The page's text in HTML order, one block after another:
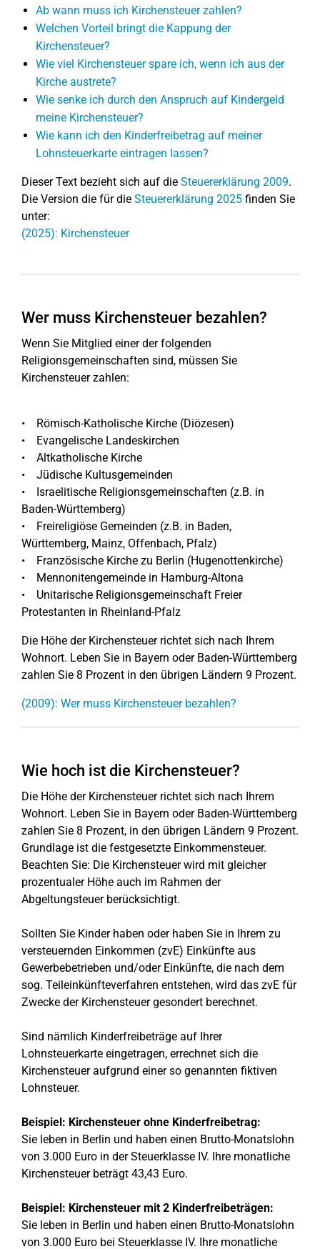
Ab wann muss ich Kirchensteuer zahlen?
Welchen Vorteil bringt die Kappung der
Kirchensteuer?
Wie viel Kirchensteuer spare ich, wenn ich aus der
Kirche austrete?
Wie senke ich durch den Anspruch auf Kindergeld
meine Kirchensteuer?
Wie kann ich den Kinderfreibetrag auf meiner
Lohnsteuerkarte eintragen lassen?
Dieser Text bezieht sich auf die Steuererklärung 2009.
Die Version die für die Steuererklärung 2025 finden Sie
unter:
(2025): Kirchensteuer
Wer muss Kirchensteuer bezahlen?
Wenn Sie Mitglied einer der folgenden
Religionsgemeinschaften sind, müssen Sie
Kirchensteuer zahlen:
• Römisch-Katholische Kirche (Diözesen)
• Evangelische Landeskirchen
• Altkatholische Kirche
• Jüdische Kultusgemeinden
• Israelitische Religionsgemeinschaften (z.B. in
Baden-Württemberg)
• Freireligiöse Gemeinden (z.B. in Baden,
Württemberg, Mainz, Offenbach, Pfalz)
• Französische Kirche zu Berlin (Hugenottenkirche)
• Mennonitengemeinde in Hamburg-Altona
• Unitarische Religionsgemeinschaft Freier
Protestanten in Rheinland-Pfalz
Die Höhe der Kirchensteuer richtet sich nach Ihrem
Wohnort. Leben Sie in Bayern oder Baden-Württemberg
zahlen Sie 8 Prozent in den übrigen Ländern 9 Prozent.
(2009): Wer muss Kirchensteuer bezahlen?
Wie hoch ist die Kirchensteuer?
Die Höhe der Kirchensteuer richtet sich nach Ihrem
Wohnort. Leben Sie in Bayern oder Baden-Württemberg
zahlen Sie 8 Prozent, in den übrigen Ländern 9 Prozent.
Grundlage ist die festgesetzte Einkommensteuer.
Beachten Sie: Die Kirchensteuer wird mit gleicher
prozentualer Höhe auch im Rahmen der
Abgeltungsteuer berücksichtigt.
Sollten Sie Kinder haben oder haben Sie in Ihrem zu
versteuernden Einkommen (zvE) Einkünfte aus
Gewerbebetrieben und/oder Einkünfte, die nach dem
sog. Teileinkünfteverfahren entstehen, wird das zvE für
Zwecke der Kirchensteuer gesondert berechnet.
Sind nämlich Kinderfreibeträge auf Ihrer
Lohnsteuerkarte eingetragen, errechnet sich die
Kirchensteuer aufgrund einer so genannten fiktiven
Lohnsteuer.
Beispiel: Kirchensteuer ohne Kinderfreibetrag:
Sie leben in Berlin und haben einen Brutto-Monatslohn
von 3.000 Euro in der Steuerklasse IV. Ihre monatliche
Kirchensteuer beträgt 43,43 Euro.
Beispiel: Kirchensteuer mit 2 Kinderfreibeträgen:
Sie leben in Berlin und haben einen Brutto-Monatslohn
von 3.000 Euro bei Steuerklasse IV. Ihre monatliche